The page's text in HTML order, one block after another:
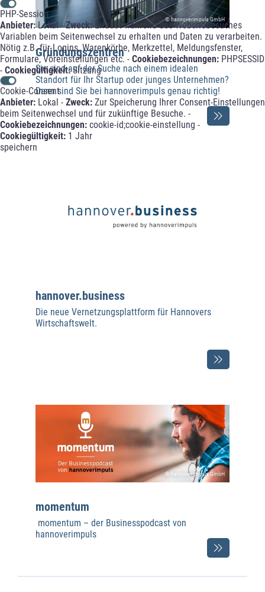
PHP-Session
Anbieter:Lokal -Zweck:Erlaubt während des Websitebesuches
Variablen beim Seitenwechsel zu erhalten und Daten zu verarbeiten.
Nötig z.B. für Logins, Warenkörbe, Merkzettel, Meldungsfenster,
Formulare, Voreinstellungen etc. - Cookiebezeichnungen: PHPSESSID
- Cookiegültigkeit:Sitzung
Cookie-Consent
Anbieter: Lokal - Zweck: Zur Speicherung Ihrer Consent-Einstellungen
beim Seitenwechsel und für zukünftige Besuche. -
Cookiebezeichnungen: cookie-id;cookie-einstellung -
Cookiegültigkeit: 1 Jahr
speichern
© hannoverimpuls GmbH
Gründungszentren
Sie sind auf der Suche nach einem idealen
Standort für Ihr Startup oder junges Unternehmen?
Dann sind Sie bei hannoverimpuls genau richtig!
hannover.business
Die neue Vernetzungsplattform für Hannovers
Wirtschaftswelt.
© hannoverimpuls GmbH
momentum
momentum – der Businesspodcast von
hannoverimpuls